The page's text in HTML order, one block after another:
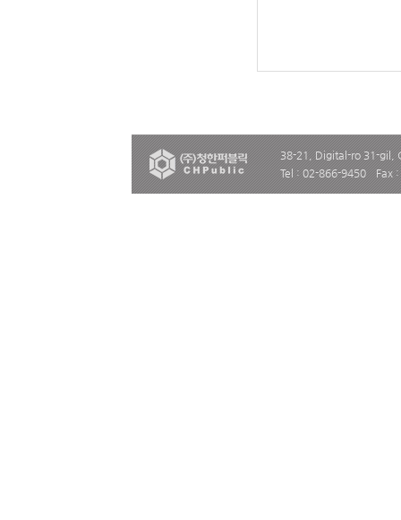
38-21, Digital-ro 31-gil,
Tel : 02-866-9450
Fax